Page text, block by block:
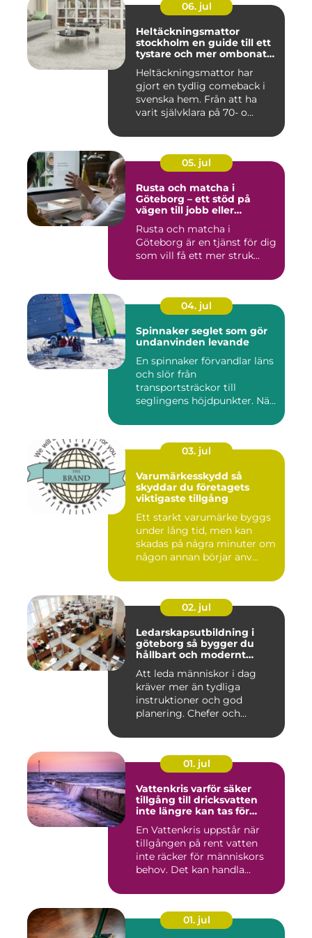
06. jul
Heltäckningsmattor
stockholm en guide till ett
tystare och mer ombonat
Heltäckningsmattor har
gjort en tydlig comeback i
svenska hem. Från att ha
varit självklara på 70- o...
05. jul
Rusta och matcha i
Göteborg – ett stöd på
vägen till jobb eller
Rusta och matcha i
Göteborg är en tjänst för dig
som vill få ett mer struk...
04. jul
Spinnaker seglet som gör
undanvinden levande
En spinnaker förvandlar läns
och slör från
transportsträckor till
seglingens höjdpunkter. När
03. jul
Varumärkesskydd så
skyddar du företagets
viktigaste tillgång
Ett starkt varumärke byggs
under lång tid, men kan
skadas på några minuter om
någon annan börjar anv...
02. jul
Ledarskapsutbildning i
göteborg så bygger du
hållbart och modernt
Att leda människor i dag
kräver mer än tydliga
instruktioner och god
planering. Chefer och
01. jul
Vattenkris varför säker
tillgång till dricksvatten
inte längre kan tas för
En Vattenkris uppstår när
tillgången på rent vatten
inte räcker för människors
behov. Det kan handla...
01. jul